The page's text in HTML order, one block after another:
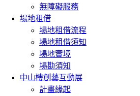
無障礙服務
場地租借
場地租借流程
場地租借須知
場地實境
場勘須知
中山樓創藝互動展
計畫緣起